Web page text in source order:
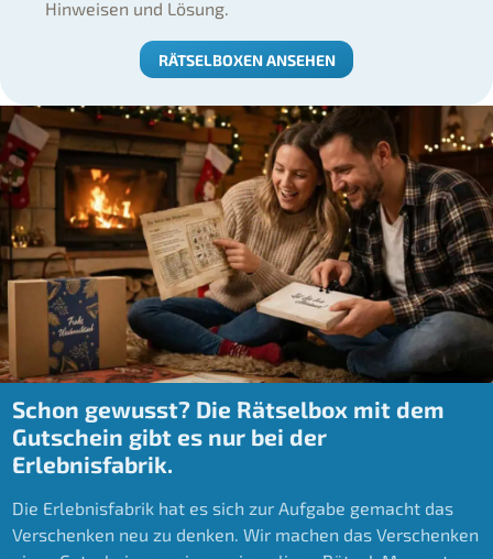
Hinweisen und Lösung.
RÄTSELBOXEN ANSEHEN
Schon gewusst? Die Rätselbox mit dem
Gutschein gibt es nur bei der
Erlebnisfabrik.
Die Erlebnisfabrik hat es sich zur Aufgabe gemacht das
Verschenken neu zu denken. Wir machen das Verschenken